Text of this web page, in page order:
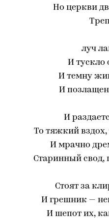
Но церкви
луч
И тускло
И темну
И
И
То тяжкий
И мрачно
Старинный свод,
Стоят за
И грешник —
И шепот их,